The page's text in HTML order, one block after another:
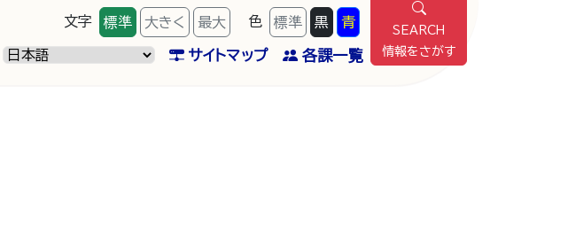
文字 標準 大きく 最大 色 標準 黒 青
サイトマップ 各課一覧
SEARCH
情報をさがす